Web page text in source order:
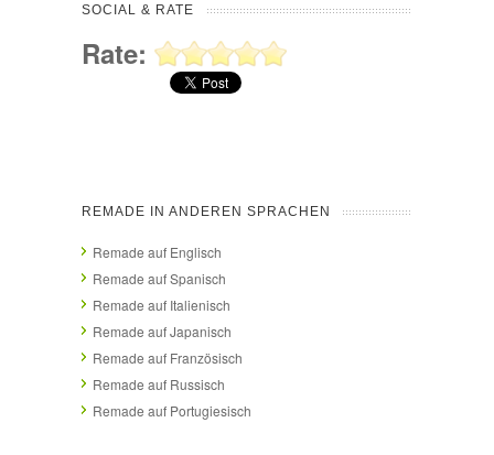
SOCIAL & RATE
Rate:
REMADE IN ANDEREN SPRACHEN
Remade auf Englisch
Remade auf Spanisch
Remade auf Italienisch
Remade auf Japanisch
Remade auf Französisch
Remade auf Russisch
Remade auf Portugiesisch